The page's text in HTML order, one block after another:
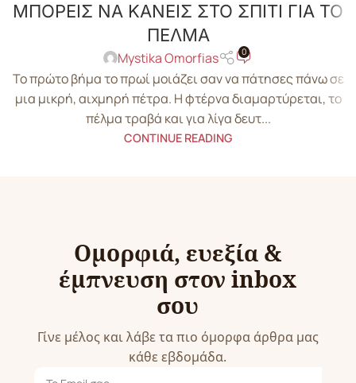
ΜΠΟΡΕΙΣ ΝΑ ΚΑΝΕΙΣ ΣΤΟ ΣΠΙΤΙ ΓΙΑ ΤΟ
ΠΕΛΜΑ
Mystika Omorfias 0
Το πρώτο βήμα το πρωί μοιάζει σαν να πάτησες πάνω σε
μια μικρή, αιχμηρή πέτρα. Η φτέρνα διαμαρτύρεται, το
πέλμα τραβά και για λίγα δευτ...
CONTINUE READING
Ομορφιά, ευεξία &
έμπνευση στον inbox
σου
Γίνε μέλος και λάβε τα πιο όμορφα άρθρα μας
κάθε εβδομάδα.